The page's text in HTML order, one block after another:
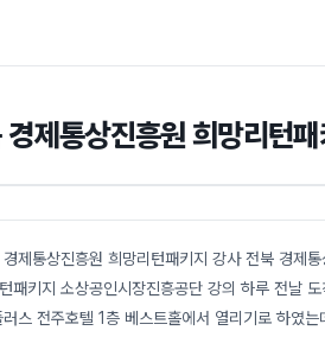
제통상진흥원 희망리턴
제통상진흥원 희망리턴패키지 강사 전북 경제
패키지 소상공인시장진흥공단 강의 하루 전날
러스 전주호텔 1층 베스트홀에서 열리기로 하였